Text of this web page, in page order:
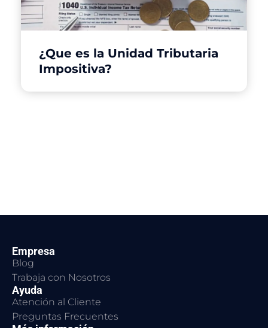
¿Que es la Unidad Tributaria
Impositiva?
Empresa
Blog
Trabaja con Nosotros
Ayuda
Atención al Cliente
Preguntas Frecuentes